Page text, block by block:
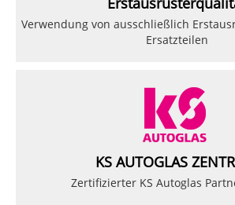
Verwendung von ausschließlich
Ersatzteilen
KS AUTOGLAS
Zertifizierter KS Autoglas